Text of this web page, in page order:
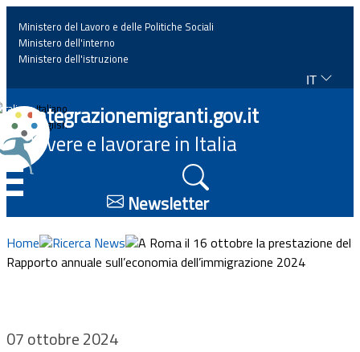
Home
News
Approfondimenti
Eventi
Progetti
Ministero del Lavoro e delle Politiche Sociali
Ministero dell'interno
Ministero dell'istruzione
IT
Italiano
English
Integrazionemigranti.gov.it
Vivere e lavorare in Italia
Newsletter
Home Ricerca News
A Roma il 16 ottobre la prestazione del
Rapporto annuale sull’economia dell’immigrazione 2024
07 ottobre 2024